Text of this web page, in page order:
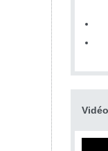
Vidéo